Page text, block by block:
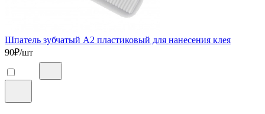
Шпатель зубчатый А2 пластиковый для нанесения клея
90₽/шт